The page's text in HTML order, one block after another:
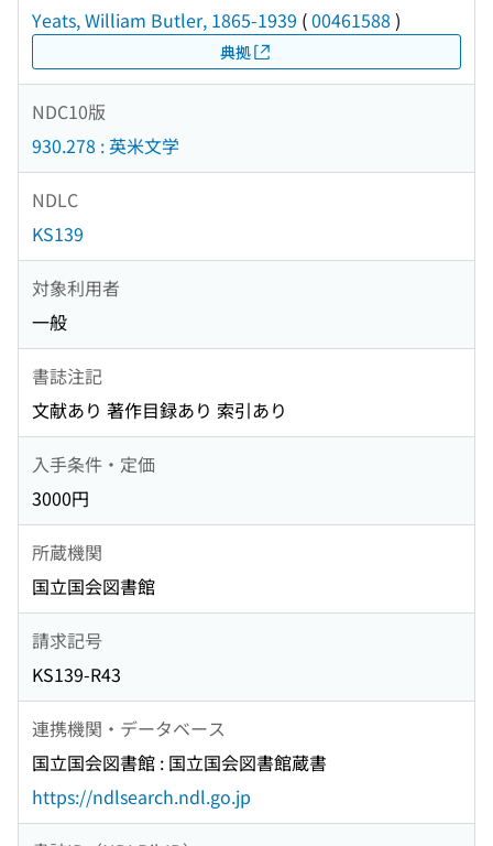
Yeats, William Butler, 1865-1939 (00461588 )
典拠
NDC10版
930.278 : 英米文学
NDLC
KS139
対象利用者
一般
書誌注記
文献あり 著作目録あり 索引あり
入手条件・定価
3000円
所蔵機関
国立国会図書館
請求記号
KS139-R43
連携機関・データベース
国立国会図書館 : 国立国会図書館蔵書
https://ndlsearch.ndl.go.jp